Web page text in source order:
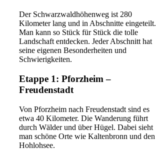
Der Schwarzwaldhöhenweg ist 280
Kilometer lang und in Abschnitte eingeteilt.
Man kann so Stück für Stück die tolle
Landschaft entdecken. Jeder Abschnitt hat
seine eigenen Besonderheiten und
Schwierigkeiten.
Etappe 1: Pforzheim –
Freudenstadt
Von Pforzheim nach Freudenstadt sind es
etwa 40 Kilometer. Die Wanderung führt
durch Wälder und über Hügel. Dabei sieht
man schöne Orte wie Kaltenbronn und den
Hohlohsee.